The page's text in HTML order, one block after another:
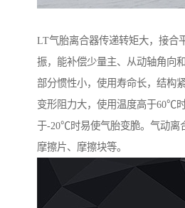
LT气胎离合器传递转矩大，接合
振，能补偿少量主、从动轴角向
部分惯性小，使用寿命长，结构
变形阻力大，使用温度高于60℃
于-20℃时易使气胎变脆。气动离
摩擦片、摩擦块等。